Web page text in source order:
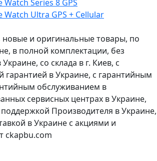
Watch Series 8 GPS
Watch Ultra GPS + Cellular
новые и оригинальные товары, по
в полной комплектации, без
со склада в г. Киев, с
гарантией в Украине, с гарантийным
обслуживанием в
сервисных центрах в Украине,
Производителя в Украине,
в Украине с акциями и
ckapbu.com